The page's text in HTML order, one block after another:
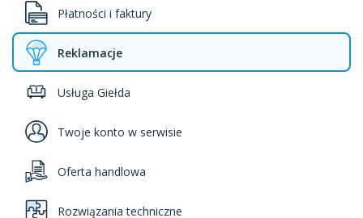
Płatności i faktury
Reklamacje
Usługa Giełda
Twoje konto w serwisie
Oferta handlowa
Rozwiązania techniczne